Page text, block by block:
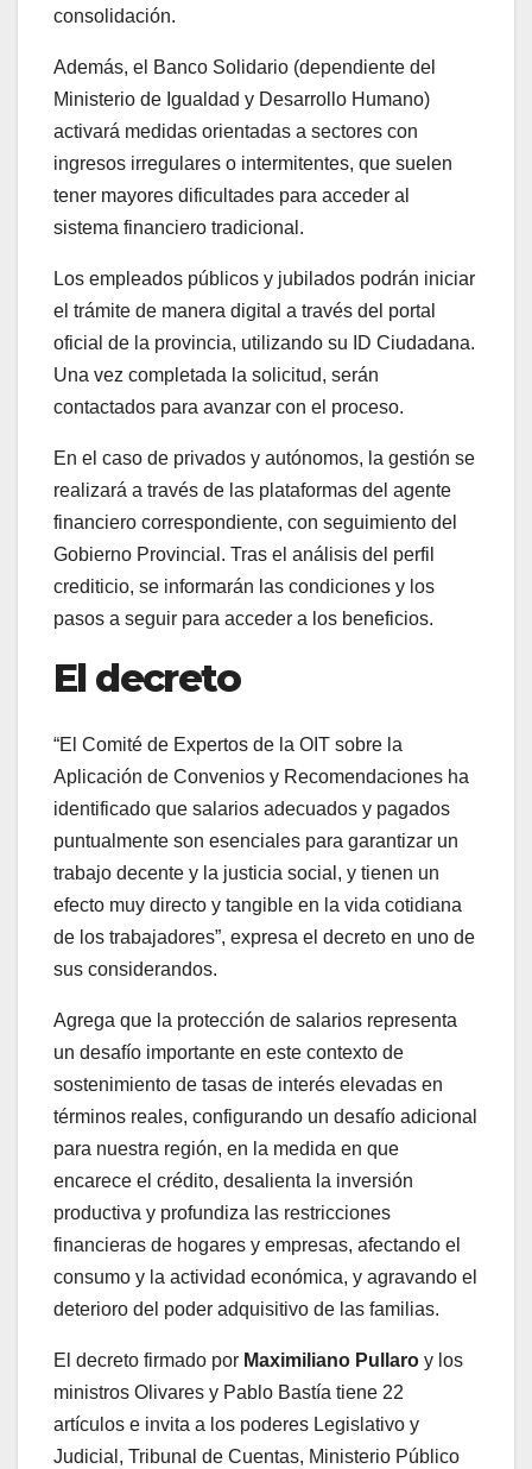
consolidación.
Además, el Banco Solidario (dependiente del
Ministerio de Igualdad y Desarrollo Humano)
activará medidas orientadas a sectores con
ingresos irregulares o intermitentes, que suelen
tener mayores dificultades para acceder al
sistema financiero tradicional.
Los empleados públicos y jubilados podrán iniciar
el trámite de manera digital a través del portal
oficial de la provincia, utilizando su ID Ciudadana.
Una vez completada la solicitud, serán
contactados para avanzar con el proceso.
En el caso de privados y autónomos, la gestión se
realizará a través de las plataformas del agente
financiero correspondiente, con seguimiento del
Gobierno Provincial. Tras el análisis del perfil
crediticio, se informarán las condiciones y los
pasos a seguir para acceder a los beneficios.
El decreto
“El Comité de Expertos de la OIT sobre la
Aplicación de Convenios y Recomendaciones ha
identificado que salarios adecuados y pagados
puntualmente son esenciales para garantizar un
trabajo decente y la justicia social, y tienen un
efecto muy directo y tangible en la vida cotidiana
de los trabajadores”, expresa el decreto en uno de
sus considerandos.
Agrega que la protección de salarios representa
un desafío importante en este contexto de
sostenimiento de tasas de interés elevadas en
términos reales, configurando un desafío adicional
para nuestra región, en la medida en que
encarece el crédito, desalienta la inversión
productiva y profundiza las restricciones
financieras de hogares y empresas, afectando el
consumo y la actividad económica, y agravando el
deterioro del poder adquisitivo de las familias.
El decreto firmado por Maximiliano Pullaro y los
ministros Olivares y Pablo Bastía tiene 22
artículos e invita a los poderes Legislativo y
Judicial, Tribunal de Cuentas, Ministerio Público